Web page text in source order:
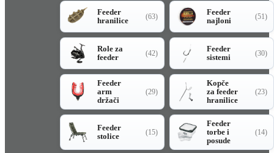
Feeder
hranilice
(63)
Feeder
najloni
(51)
Role za
feeder
(42)
Feeder
sistemi
(30)
Feeder
arm
držači
(29)
Kopče
za feeder
hranilice
(23)
Feeder
stolice
(15)
Feeder
torbe i
posude
(14)